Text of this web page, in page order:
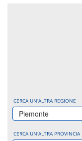
CERCA UN'ALTRA REGIONE
Piemonte
CERCA UN'ALTRA PROVINCIA